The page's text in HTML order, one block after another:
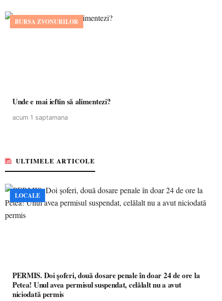
BURSA ZVONURILOR
Unde e mai ieftin să alimentezi?
acum 1 saptamana
ULTIMELE ARTICOLE
LOCALE
PERMIS. Doi șoferi, două dosare penale în doar 24 de ore la
Petea! Unul avea permisul suspendat, celălalt nu a avut
niciodată permis